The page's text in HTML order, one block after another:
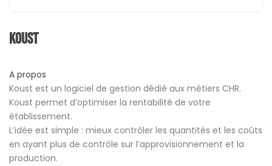
Koust
A propos
Koust est un logiciel de gestion dédié aux métiers CHR.
Koust permet d’optimiser la rentabilité de votre
établissement.
L’idée est simple : mieux contrôler les quantités et les coûts
en ayant plus de contrôle sur l’approvisionnement et la
production.